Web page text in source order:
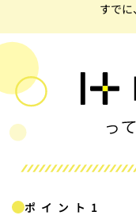
すで
ポイント1